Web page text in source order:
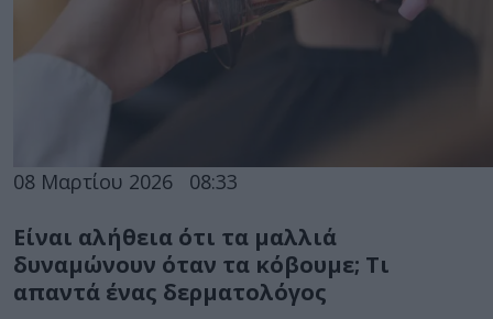
08 Μαρτίου 2026 08:33
Είναι αλήθεια ότι τα μαλλιά
δυναμώνουν όταν τα κόβουμε; Τι
απαντά ένας δερματολόγος